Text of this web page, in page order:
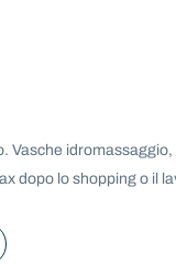
Vasche
dopo lo shopping o il